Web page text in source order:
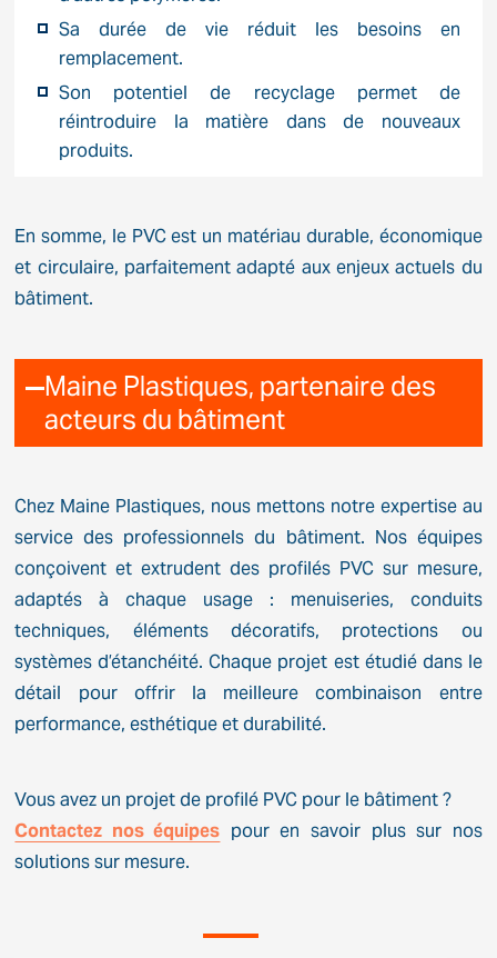
Sa durée de vie réduit les besoins en
remplacement.
Son potentiel de recyclage permet de
réintroduire la matière dans de nouveaux
produits.
En somme, le PVC est un matériau durable, économique
et circulaire, parfaitement adapté aux enjeux actuels du
bâtiment.
Maine Plastiques, partenaire des
acteurs du bâtiment
Chez Maine Plastiques, nous mettons notre expertise au
service des professionnels du bâtiment. Nos équipes
conçoivent et extrudent des profilés PVC sur mesure,
adaptés à chaque usage : menuiseries, conduits
techniques, éléments décoratifs, protections ou
systèmes d’étanchéité. Chaque projet est étudié dans le
détail pour offrir la meilleure combinaison entre
performance, esthétique et durabilité.
Vous avez un projet de profilé PVC pour le bâtiment ?
Contactez nos équipes pour en savoir plus sur nos
solutions sur mesure.